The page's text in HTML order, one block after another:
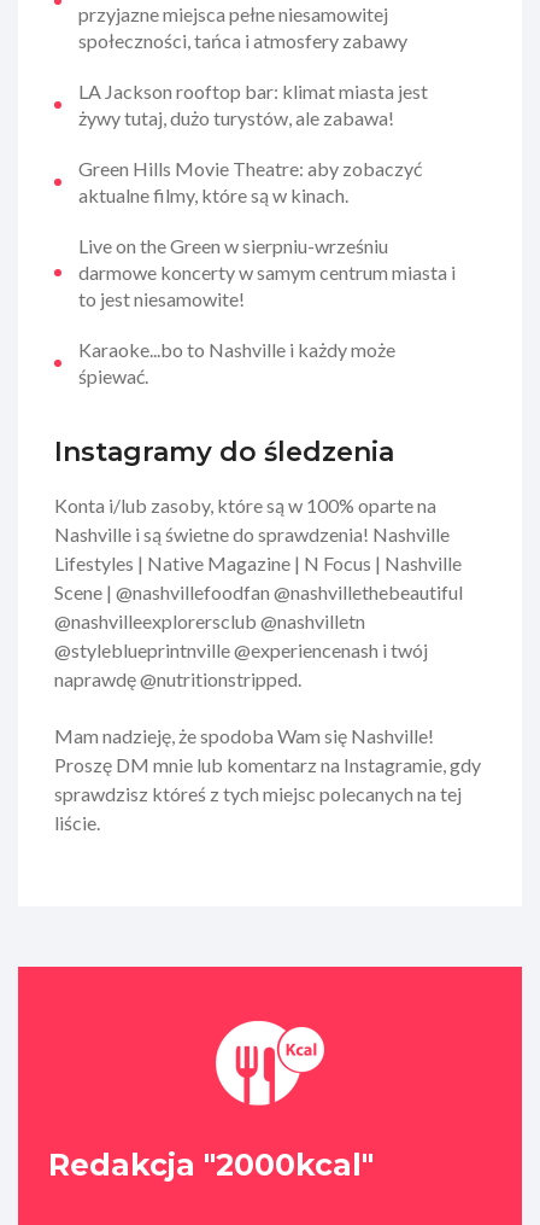
przyjazne miejsca pełne niesamowitej
społeczności, tańca i atmosfery zabawy
LA Jackson rooftop bar: klimat miasta jest
żywy tutaj, dużo turystów, ale zabawa!
Green Hills Movie Theatre: aby zobaczyć
aktualne filmy, które są w kinach.
Live on the Green w sierpniu-wrześniu
darmowe koncerty w samym centrum miasta i
to jest niesamowite!
Karaoke...bo to Nashville i każdy może
śpiewać.
Instagramy do śledzenia
Konta i/lub zasoby, które są w 100% oparte na
Nashville i są świetne do sprawdzenia! Nashville
Lifestyles | Native Magazine | N Focus | Nashville
Scene | @nashvillefoodfan @nashvillethebeautiful
@nashvilleexplorersclub @nashvilletn
@styleblueprintnville @experiencenash i twój
naprawdę @nutritionstripped.
Mam nadzieję, że spodoba Wam się Nashville!
Proszę DM mnie lub komentarz na Instagramie, gdy
sprawdzisz któreś z tych miejsc polecanych na tej
liście.
Redakcja "2000kcal"